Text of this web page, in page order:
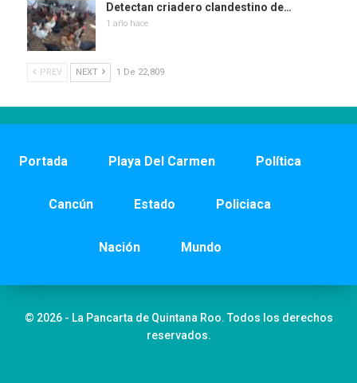
Detectan criadero clandestino de…
1 año hace
PREV NEXT 1 De 22,809
Portada Playa Del Carmen Política
Cancún Estado Policiaca
Nación Mundo
© 2026 - La Pancarta de Quintana Roo. Todos los derechos
reservados.